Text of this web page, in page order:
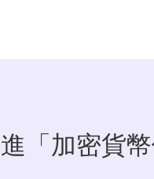
「加密貨